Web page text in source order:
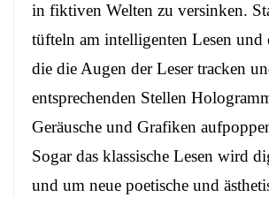
in fiktiven Welten zu versinken.
tüfteln am intelligenten Lesen und
die die Augen der Leser tracken
entsprechenden Stellen
Geräusche und Grafiken
Sogar das klassische Lesen wird
und um neue poetische und